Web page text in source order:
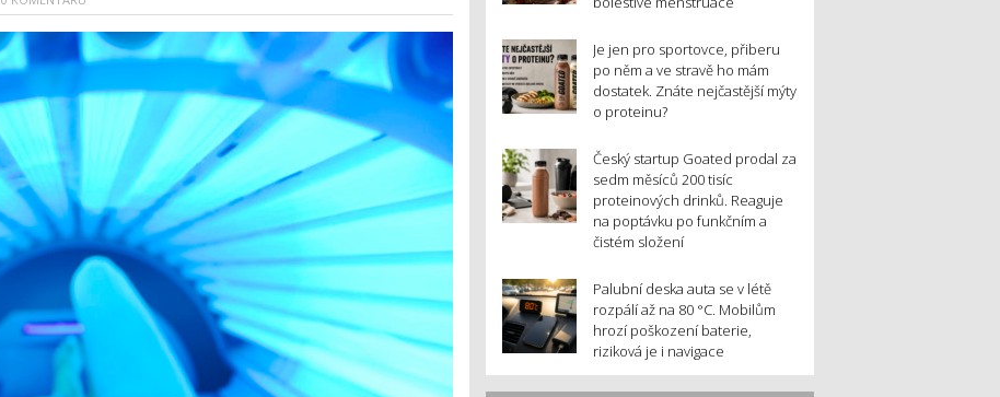
Je jen pro sportovce, přiberu
po něm a ve stravě ho mám
dostatek. Znáte nejčastější mýty
o proteinu?
Český startup Goated prodal za
sedm měsíců 200 tisíc
proteinových drinků. Reaguje
na poptávku po funkčním a
čistém složení
Palubní deska auta se v létě
rozpálí až na 80 °C. Mobilům
hrozí poškození baterie,
riziková je i navigace